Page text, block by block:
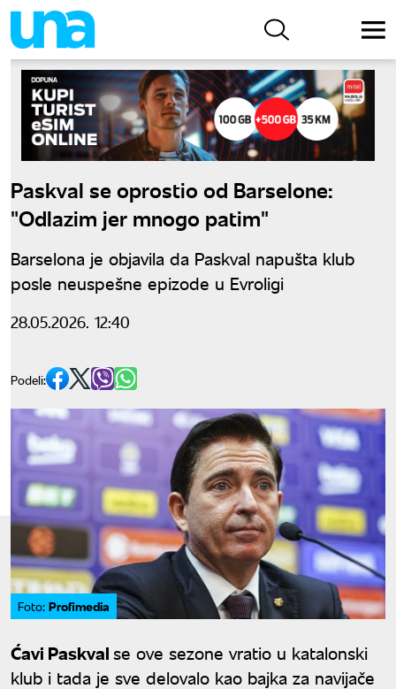
Paskval se oprostio od Barselone:
"Odlazim jer mnogo patim"
Barselona je objavila da Paskval napušta klub
posle neuspešne epizode u Evroligi
28.05.2026. 12:40
Podeli:
Foto: Profimedia
Ćavi Paskvalse ove sezone vratio u katalonski
klub i tada je sve delovalo kao bajka za navijače